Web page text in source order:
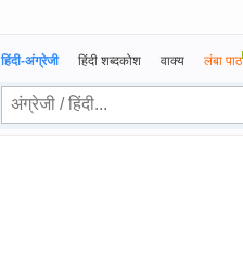
हिंदी-अंग्रेजी हिंदी शब्दकोश वाक्य लंबा पाठ